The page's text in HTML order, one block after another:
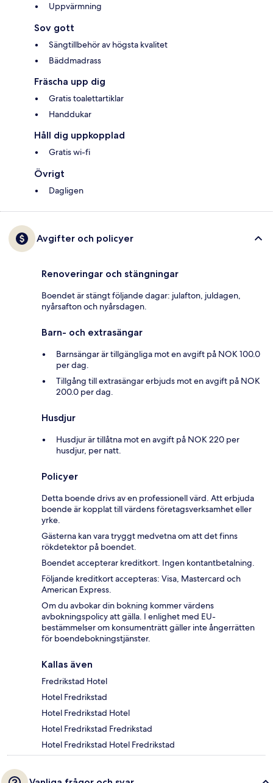
Uppvärmning
Sov gott
Sängtillbehör av högsta kvalitet
Bäddmadrass
Fräscha upp dig
Gratis toalettartiklar
Handdukar
Håll dig uppkopplad
Gratis wi-fi
Övrigt
Dagligen
Avgifter och policyer
Renoveringar och stängningar
Boendet är stängt följande dagar: julafton, juldagen,
nyårsafton och nyårsdagen.
Barn- och extrasängar
Barnsängar är tillgängliga mot en avgift på NOK 100.0
per dag.
Tillgång till extrasängar erbjuds mot en avgift på NOK
200.0 per dag.
Husdjur
Husdjur är tillåtna mot en avgift på NOK 220 per
husdjur, per natt.
Policyer
Detta boende drivs av en professionell värd. Att erbjuda
boende är kopplat till värdens företagsverksamhet eller
yrke.
Gästerna kan vara tryggt medvetna om att det finns
rökdetektor på boendet.
Boendet accepterar kreditkort. Ingen kontantbetalning.
Följande kreditkort accepteras: Visa, Mastercard och
American Express.
Om du avbokar din bokning kommer värdens
avbokningspolicy att gälla. I enlighet med EU-
bestämmelser om konsumenträtt gäller inte ångerrätten
för boendebokningstjänster.
Kallas även
Fredrikstad Hotel
Hotel Fredrikstad
Hotel Fredrikstad Hotel
Hotel Fredrikstad Fredrikstad
Hotel Fredrikstad Hotel Fredrikstad